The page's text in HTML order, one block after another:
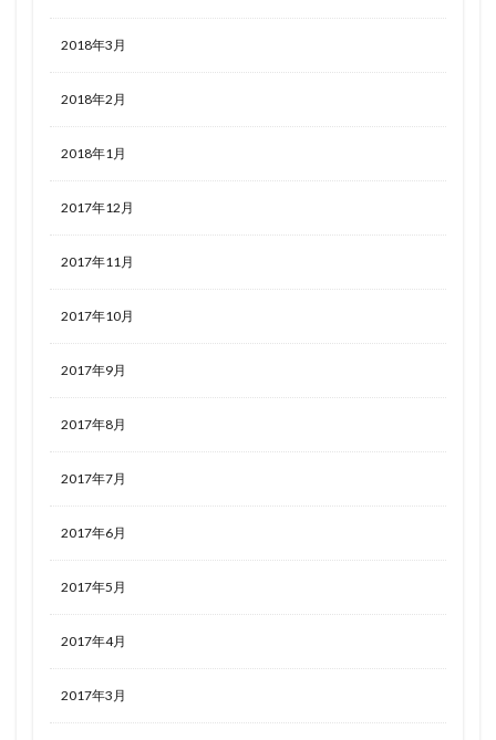
2018年3月
2018年2月
2018年1月
2017年12月
2017年11月
2017年10月
2017年9月
2017年8月
2017年7月
2017年6月
2017年5月
2017年4月
2017年3月